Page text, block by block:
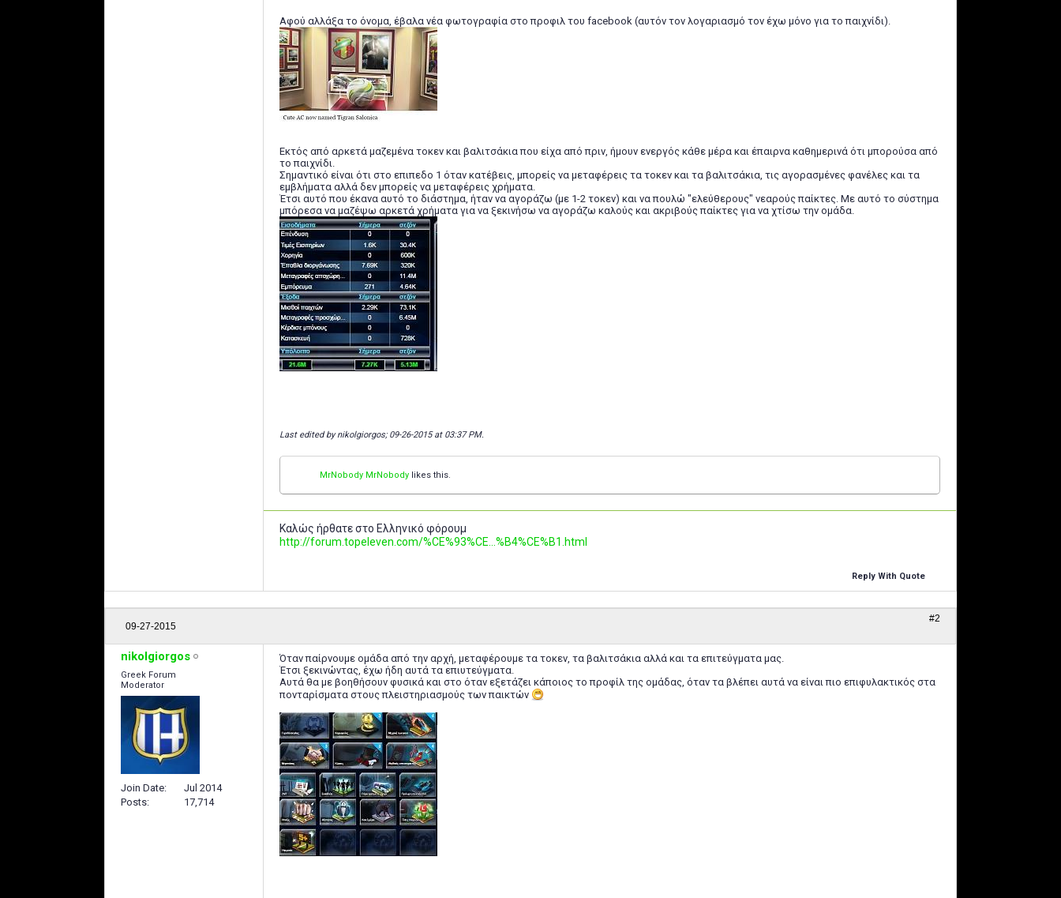
Αφού αλλάξα το όνομα, έβαλα νέα φωτογραφία στο προφιλ του facebook (αυτόν τον λογαριασμό τον έχω μόνο για το παιχνίδι).
Εκτός από αρκετά μαζεμένα τοκεν και βαλιτσάκια που είχα από πριν, ήμουν ενεργός κάθε μέρα και έπαιρνα καθημερινά ότι μπορούσα από
το παιχνίδι.
Σημαντικό είναι ότι στο επιπεδο 1 όταν κατέβεις, μπορείς να μεταφέρεις τα τοκεν και τα βαλιτσάκια, τις αγορασμένες φανέλες και τα
εμβλήματα αλλά δεν μπορείς να μεταφέρεις χρήματα.
Έτσι αυτό που έκανα αυτό το διάστημα, ήταν να αγοράζω (με 1-2 τοκεν) και να πουλώ "ελεύθερους" νεαρούς παίκτες. Με αυτό το σύστημα
μπόρεσα να μαζέψω αρκετά χρήματα για να ξεκινήσω να αγοράζω καλούς και ακριβούς παίκτες για να χτίσω την ομάδα.
Last edited by nikolgiorgos; 09-26-2015 at 03:37 PM.
MrNobody MrNobody likes this.
Καλώς ήρθατε στο Ελληνικό φόρουμ
http://forum.topeleven.com/%CE%93%CE...%B4%CE%B1.html
Reply With Quote
09-27-2015
#2
nikolgiorgos
Greek Forum
Moderator
Join Date
Jul 2014
Posts
17,714
Όταν παίρνουμε ομάδα από την αρχή, μεταφέρουμε τα τοκεν, τα βαλιτσάκια αλλά και τα επιτεύγματα μας.
Έτσι ξεκινώντας, έχω ήδη αυτά τα επιυτεύγματα.
Αυτά θα με βοηθήσουν φυσικά και στο όταν εξετάζει κάποιος το προφίλ της ομάδας, όταν τα βλέπει αυτά να είναι πιο επιφυλακτικός στα
πονταρίσματα στους πλειστηριασμούς των παικτών